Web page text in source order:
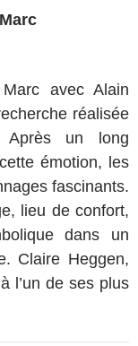
avec Alain
réalisée
un long
émotion, les
fascinants.
lieu de confort,
dans un
Claire Heggen,
l’un de ses plus